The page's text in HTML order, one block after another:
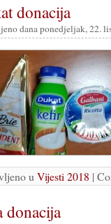
donacija
dana ponedjeljak, 22.
u Vijesti 2018 |
donacija